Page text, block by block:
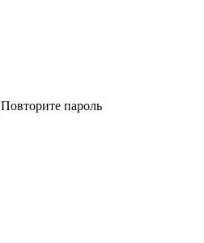
Повторите пароль